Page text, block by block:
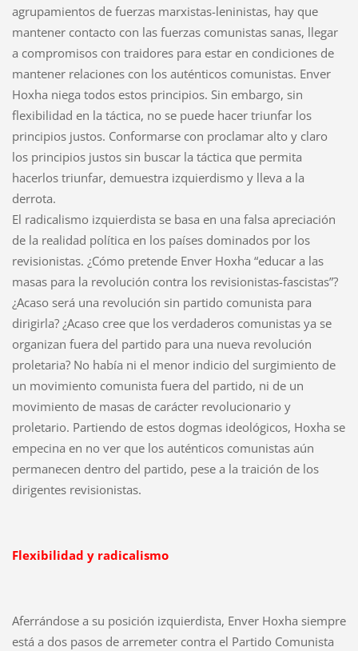
agrupamientos de fuerzas marxistas-leninistas, hay que
mantener contacto con las fuerzas comunistas sanas, llegar
a compromisos con traidores para estar en condiciones de
mantener relaciones con los auténticos comunistas. Enver
Hoxha niega todos estos principios. Sin embargo, sin
flexibilidad en la táctica, no se puede hacer triunfar los
principios justos. Conformarse con proclamar alto y claro
los principios justos sin buscar la táctica que permita
hacerlos triunfar, demuestra izquierdismo y lleva a la
derrota.
El radicalismo izquierdista se basa en una falsa apreciación
de la realidad política en los países dominados por los
revisionistas. ¿Cómo pretende Enver Hoxha “educar a las
masas para la revolución contra los revisionistas-fascistas”?
¿Acaso será una revolución sin partido comunista para
dirigirla? ¿Acaso cree que los verdaderos comunistas ya se
organizan fuera del partido para una nueva revolución
proletaria? No había ni el menor indicio del surgimiento de
un movimiento comunista fuera del partido, ni de un
movimiento de masas de carácter revolucionario y
proletario. Partiendo de estos dogmas ideológicos, Hoxha se
empecina en no ver que los auténticos comunistas aún
permanecen dentro del partido, pese a la traición de los
dirigentes revisionistas.
Flexibilidad y radicalismo
Aferrándose a su posición izquierdista, Enver Hoxha siempre
está a dos pasos de arremeter contra el Partido Comunista